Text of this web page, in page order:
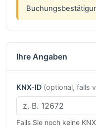
Ihre Angaben
KNX-ID (optional, falls
Falls Sie noch keine